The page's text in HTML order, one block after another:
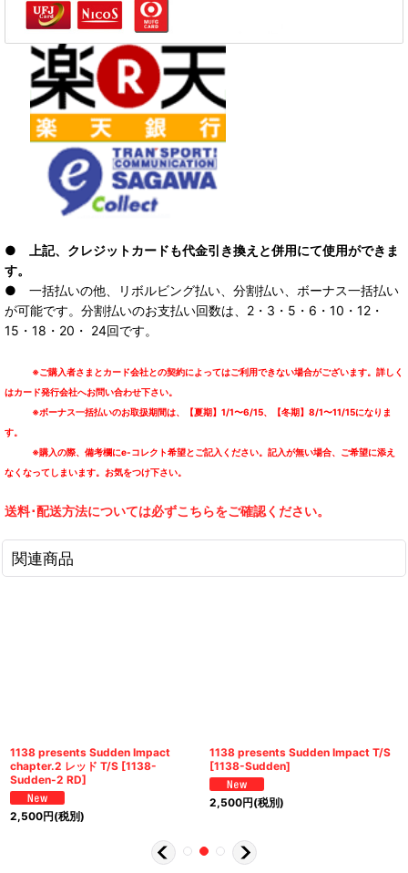
● 上記、クレジットカードも代金引き換えと併用にて使用ができま
す。
● 一括払いの他、リボルビング払い、分割払い、ボーナス一括払い
が可能です。分割払いのお支払い回数は、2・3・5・6・10・12・
15・18・20・ 24回です。
※ご購入者さまとカード会社との契約によってはご利用できない場合がございます。詳しく
はカード発行会社へお問い合わせ下さい。
※ボーナス一括払いのお取扱期間は、【夏期】1/1〜6/15、【冬期】8/1〜11/15になりま
す。
※購入の際、備考欄にe-コレクト希望とご記入ください。記入が無い場合、ご希望に添え
なくなってしまいます。お気をつけ下さい。
送料･配送方法については必ずこちらをご確認ください。
関連商品
1138 presents Sudden Impact
chapter.2 レッド T/S [1138-
Sudden-2 RD]
2,500円(税別)
1138 presents Sudden Impact T/S
[1138-Sudden]
2,500円(税別)